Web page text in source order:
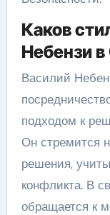
Каков
Небензи
Василий
подходом к
Он стремится
решения,
конфликта. В
обращается к